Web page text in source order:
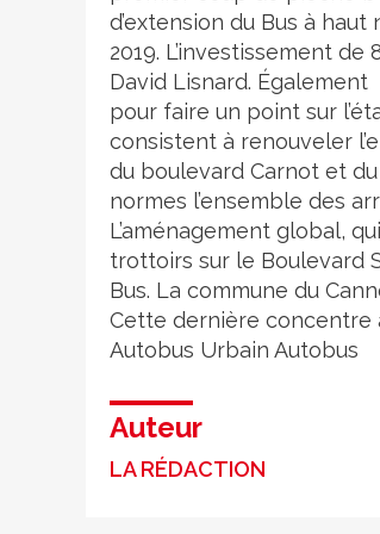
d’extension du Bus à
2019. L’investissement
David Lisnard. Également
pour faire un point sur
consistent à renouveler
du boulevard Carnot et
normes l’ensemble des
L’aménagement global,
trottoirs sur le Boulevard
Bus. La commune du
Cette dernière concentre
Autobus Urbain Autobus
Auteur
LA RÉDACTION